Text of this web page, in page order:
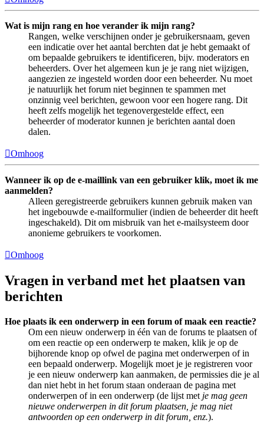
Wat is mijn rang en hoe verander ik mijn rang?
Rangen, welke verschijnen onder je gebruikersnaam, geven
een indicatie over het aantal berchten dat je hebt gemaakt of
om bepaalde gebruikers te identificeren, bijv. moderators en
beheerders. Over het algemeen kun je je rang niet wijzigen,
aangezien ze ingesteld worden door een beheerder. Nu moet
je natuurlijk het forum niet beginnen te spammen met
onzinnig veel berichten, gewoon voor een hogere rang. Dit
heeft zelfs mogelijk het tegenovergestelde effect, een
beheerder of moderator kunnen je berichten aantal doen
dalen.
Omhoog
Wanneer ik op de e-maillink van een gebruiker klik, moet ik me
aanmelden?
Alleen geregistreerde gebruikers kunnen gebruik maken van
het ingebouwde e-mailformulier (indien de beheerder dit heeft
ingeschakeld). Dit om misbruik van het e-mailsysteem door
anonieme gebruikers te voorkomen.
Omhoog
Vragen in verband met het plaatsen van
berichten
Hoe plaats ik een onderwerp in een forum of maak een reactie?
Om een nieuw onderwerp in één van de forums te plaatsen of
om een reactie op een onderwerp te maken, klik je op de
bijhorende knop op ofwel de pagina met onderwerpen of in
een bepaald onderwerp. Mogelijk moet je je registreren voor
je een nieuw onderwerp kan aanmaken, de permissies die je al
dan niet hebt in het forum staan onderaan de pagina met
onderwerpen of in een onderwerp (de lijst met je mag geen
nieuwe onderwerpen in dit forum plaatsen, je mag niet
antwoorden op een onderwerp in dit forum, enz.).